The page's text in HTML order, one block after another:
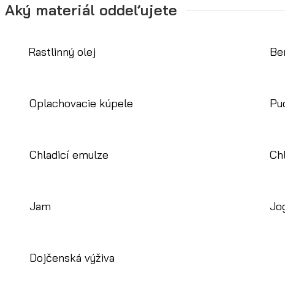
Aký materiál oddeľujete
Rastlinný olej
Oplachovacie kúpele
Chladicí emulze
Jam
Dojčenská výživa